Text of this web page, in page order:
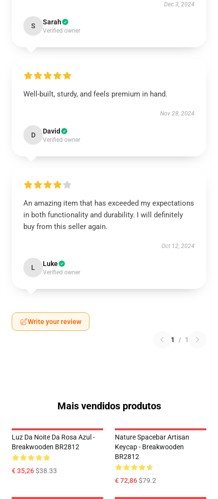
Dec 3, 2024
S Sarah
Verified owner
Well-built, sturdy, and feels premium in hand.
Nov 28, 2024
D David
Verified owner
An amazing item that has exceeded my expectations
in both functionality and durability. I will definitely
buy from this seller again.
Oct 12, 2024
L Luke
Verified owner
Write your review
1 / 1
Mais vendidos produtos
Luz Da Noite Da Rosa Azul -
Breakwooden BR2812
€ 35,26$38.33
Nature Spacebar Artisan
Keycap - Breakwooden
BR2812
€ 72,86$79.2